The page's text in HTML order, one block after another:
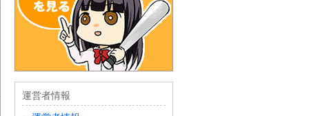
運営者情報